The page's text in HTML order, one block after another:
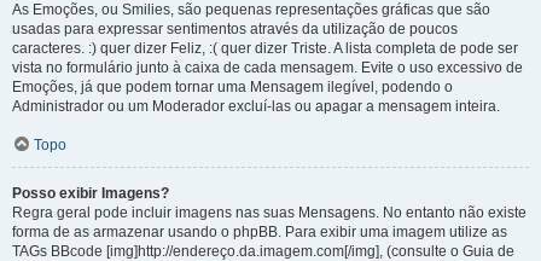
As Emoções, ou Smilies, são pequenas representações gráficas que são
usadas para expressar sentimentos através da utilização de poucos
caracteres. :) quer dizer Feliz, :( quer dizer Triste. A lista completa de pode ser
vista no formulário junto à caixa de cada mensagem. Evite o uso excessivo de
Emoções, já que podem tornar uma Mensagem ilegível, podendo o
Administrador ou um Moderador excluí-las ou apagar a mensagem inteira.
Topo
Posso exibir Imagens?
Regra geral pode incluir imagens nas suas Mensagens. No entanto não existe
forma de as armazenar usando o phpBB. Para exibir uma imagem utilize as
TAGs BBcode [img]http://endereço.da.imagem.com[/img], (consulte o Guia de